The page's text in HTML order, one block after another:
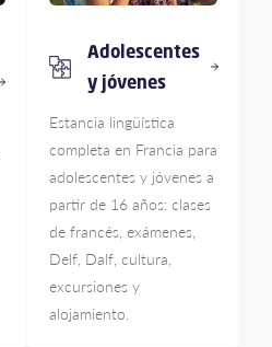
Adolescentes
y jóvenes
Estancia lingüística
completa en Francia para
adolescentes y jóvenes a
partir de 16 años: clases
de francés, exámenes,
Delf, Dalf, cultura,
excursiones y
alojamiento.